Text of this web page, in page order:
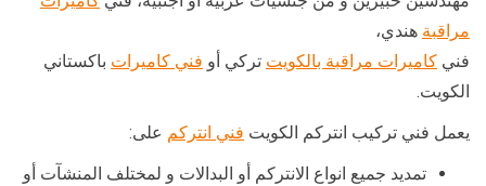
مراقبة هندي،
فني كاميرات مراقبة بالكويت تركي أو فني كاميرات باكستاني
الكويت.
يعمل فني تركيب انتركم الكويت فني انتركم على:
تمديد جميع انواع الانتركم أو البدالات و لمختلف المنشآت أو